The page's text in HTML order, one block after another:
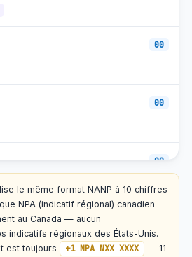
À
À
TP
l'année)
+1-800 /
888 / 877 /
866 / 855 /
844 / 833
tous
00
00
00
le même format NANP à 10 chiffres
NPA (indicatif régional) canadien
au Canada — aucun
indicatifs régionaux des États-Unis.
est toujours
+1 NPA NXX XXXX
— 11